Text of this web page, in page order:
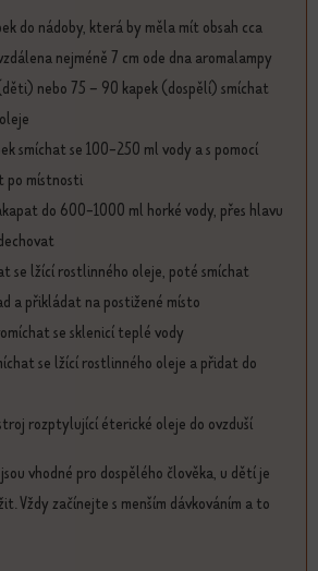
do nádoby, která by měla mít obsah cca
nejméně 7 cm ode dna aromalampy
nebo 75 – 90 kapek (dospělí) smíchat
smíchat se 100-250 ml vody a s pomocí
po místnosti
do 600-1000 ml horké vody, přes hlavu
se lžící rostlinného oleje, poté smíchat
a přikládat na postižené místo
se sklenicí teplé vody
se lžící rostlinného oleje a přidat do
rozptylující éterické oleje do ovzduší
vhodné pro dospělého člověka, u dětí je
Vždy začínejte s menším dávkováním a to